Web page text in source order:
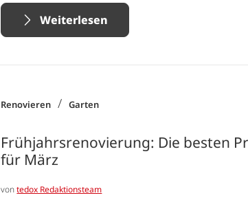
Weiterlesen
Renovieren / Garten
Frühjahrsrenovierung: Die besten
für März
vontedox Redaktionsteam